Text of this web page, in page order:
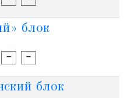
блок
- -
блок